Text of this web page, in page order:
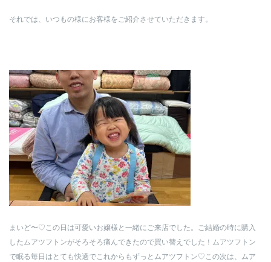
それでは、いつもの様にお客様をご紹介させていただきます。
まいど〜♡この日は可愛いお嬢様と一緒にご来店でした。ご結婚の時に購入
したムアツフトンがそろそろ痛んできたので買い替えでした！ムアツフトン
で眠る毎日はとても快適でこれからもずっとムアツフトン♡この次は、ムア